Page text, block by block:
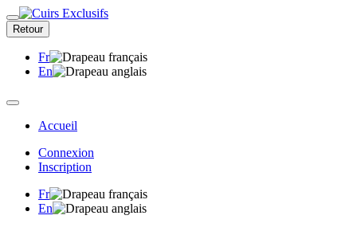
Retour
Fr
En
Accueil
Connexion
Inscription
Fr
En